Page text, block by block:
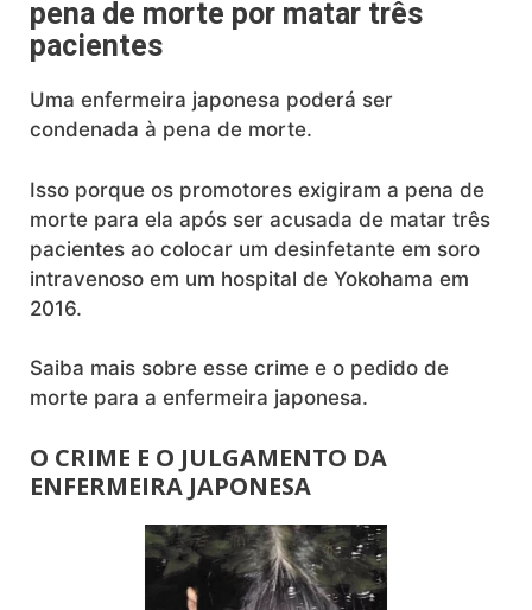
pena de morte por matar três
pacientes
Uma enfermeira japonesa poderá ser
condenada à pena de morte.
Isso porque os promotores exigiram a pena de
morte para ela após ser acusada de matar três
pacientes ao colocar um desinfetante em soro
intravenoso em um hospital de Yokohama em
2016.
Saiba mais sobre esse crime e o pedido de
morte para a enfermeira japonesa.
O CRIME E O JULGAMENTO DA
ENFERMEIRA JAPONESA